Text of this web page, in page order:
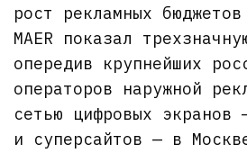
рост рекламных
MAER показал
опередив крупнейших
операторов наружной
сетью цифровых экранов
и суперсайтов — в